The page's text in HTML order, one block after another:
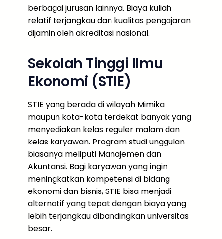
berbagai jurusan lainnya. Biaya kuliah
relatif terjangkau dan kualitas pengajaran
dijamin oleh akreditasi nasional.
Sekolah Tinggi Ilmu
Ekonomi (STIE)
STIE yang berada di wilayah Mimika
maupun kota-kota terdekat banyak yang
menyediakan kelas reguler malam dan
kelas karyawan. Program studi unggulan
biasanya meliputi Manajemen dan
Akuntansi. Bagi karyawan yang ingin
meningkatkan kompetensi di bidang
ekonomi dan bisnis, STIE bisa menjadi
alternatif yang tepat dengan biaya yang
lebih terjangkau dibandingkan universitas
besar.